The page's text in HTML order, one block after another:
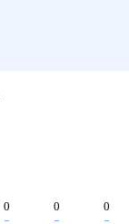
0 0 0